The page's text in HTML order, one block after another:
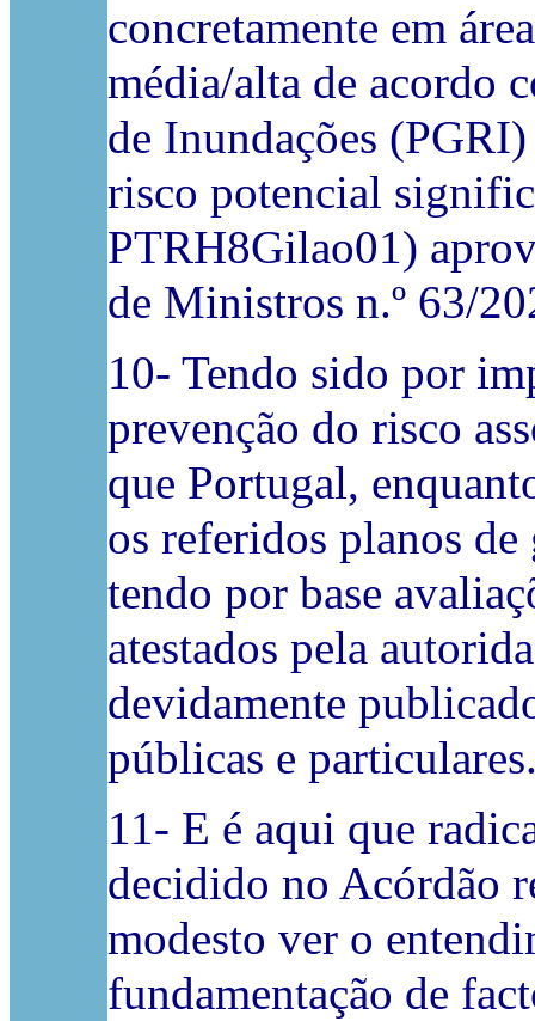
concretamente em
média/alta de acordo
de Inundações
risco potencial
PTRH8Gilao01)
de Ministros n.º 63/
10- Tendo sido por
prevenção do risco
que Portugal,
os referidos planos
tendo por base
atestados pela
devidamente
públicas e
11- E é aqui que
decidido no Acórdão
modesto ver o
fundamentação de